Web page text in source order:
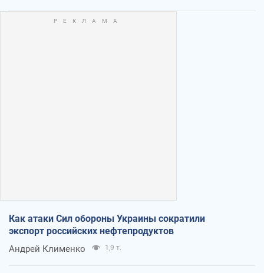
Как атаки Сил обороны Украины сократили
экспорт российских нефтепродуктов
Андрей Клименко 1,9 т.